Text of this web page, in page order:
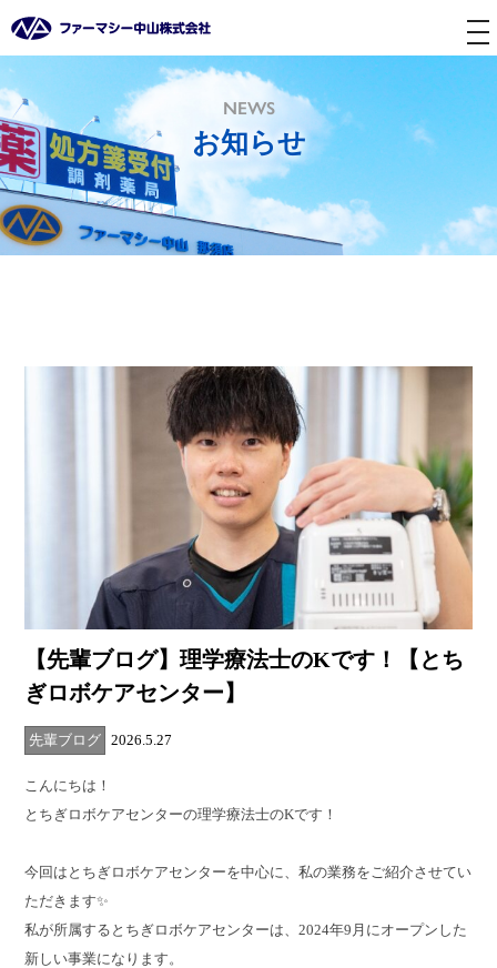
NEWS
お知らせ
【先輩ブログ】理学療法士のKです！【とち
ぎロボケアセンター】
先輩ブログ 2026.5.27
こんにちは！
とちぎロボケアセンターの理学療法士のKです！
今回はとちぎロボケアセンターを中心に、私の業務をご紹介させてい
ただきます✨
私が所属するとちぎロボケアセンターは、2024年9月にオープンした
新しい事業になります。